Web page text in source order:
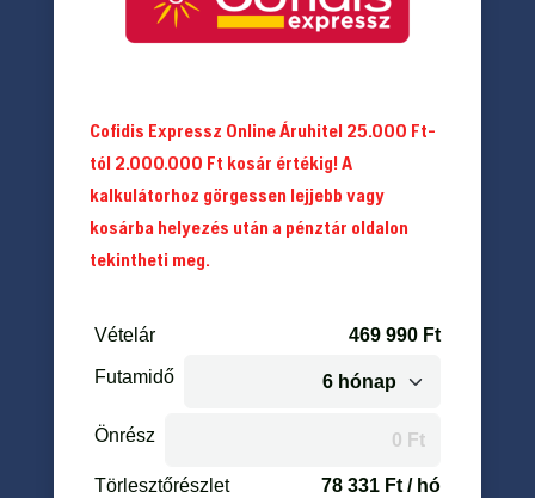
Cofidis Expressz Online Áruhitel 25.000 Ft-
tól 2.000.000 Ft kosár értékig! A
kalkulátorhoz görgessen lejjebb vagy
kosárba helyezés után a pénztár oldalon
tekintheti meg.